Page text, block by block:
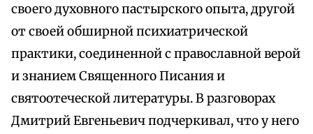
своего духовного пастырского опыта, другой
от своей обширной психиатрической
практики, соединенной с православной верой
и знанием Священного Писания и
святоотеческой литературы. В разговорах
Дмитрий Евгеньевич подчеркивал, что у него